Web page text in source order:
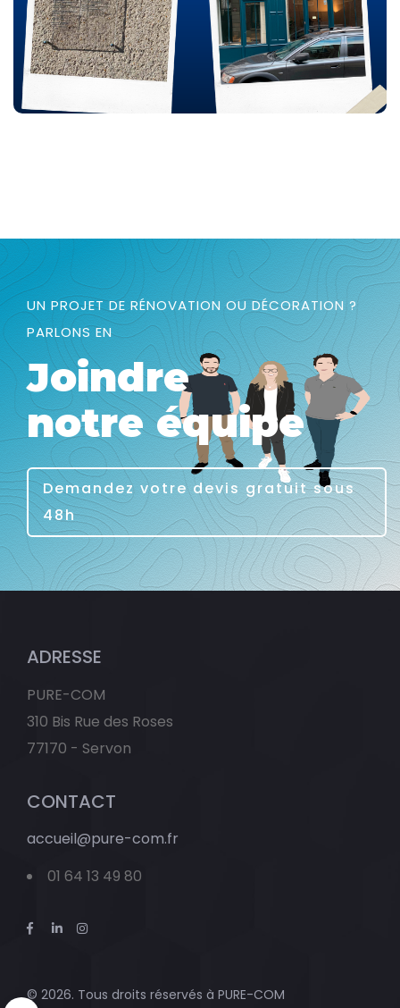
UN PROJET DE RÉNOVATION OU DÉCORATION ?
PARLONS EN
Joindre
notre équipe
Demandez votre devis gratuit sous
48h
ADRESSE
PURE-COM
310 Bis Rue des Roses
77170 - Servon
CONTACT
accueil@pure-com.fr
01 64 13 49 80
© 2026. Tous droits réservés à PURE-COM